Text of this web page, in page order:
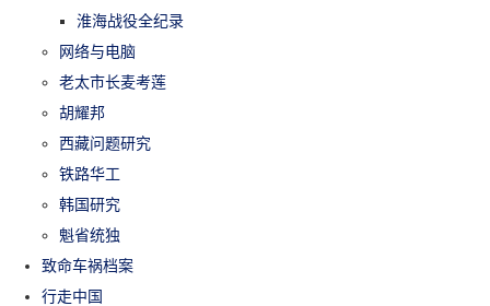
淮海战役全纪录
网络与电脑
老太市长麦考莲
胡耀邦
西藏问题研究
铁路华工
韩国研究
魁省统独
致命车祸档案
行走中国